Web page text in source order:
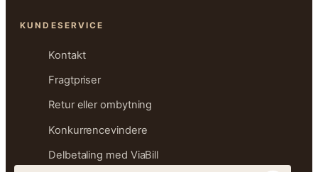
KUNDESERVICE
Kontakt
Fragtpriser
Retur eller ombytning
Konkurrencevindere
Delbetaling med ViaBill